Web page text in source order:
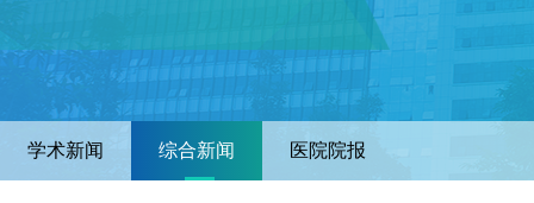
学术新闻 综合新闻 医院院报